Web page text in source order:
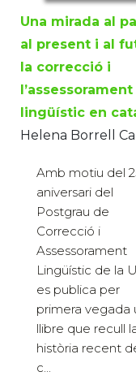
Una mirada al
al present i al
la correcció i
l’assessorament
lingüístic en
Helena Borrell
Amb motiu del
aniversari del
Postgrau de
Correcció i
Assessorament
Lingüístic de la
es publica per
primera vegada
llibre que recull
història recent
c...